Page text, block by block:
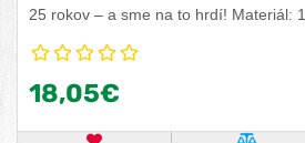
25 rokov – a sme na to hrdí! Materiál:
18,05€